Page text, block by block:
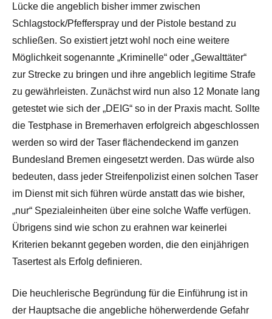
Lücke die angeblich bisher immer zwischen
Schlagstock/Pfefferspray und der Pistole bestand zu
schließen. So existiert jetzt wohl noch eine weitere
Möglichkeit sogenannte „Kriminelle“ oder „Gewalttäter“
zur Strecke zu bringen und ihre angeblich legitime Strafe
zu gewährleisten. Zunächst wird nun also 12 Monate lang
getestet wie sich der „DEIG“ so in der Praxis macht. Sollte
die Testphase in Bremerhaven erfolgreich abgeschlossen
werden so wird der Taser flächendeckend im ganzen
Bundesland Bremen eingesetzt werden. Das würde also
bedeuten, dass jeder Streifenpolizist einen solchen Taser
im Dienst mit sich führen würde anstatt das wie bisher,
„nur“ Spezialeinheiten über eine solche Waffe verfügen.
Übrigens sind wie schon zu erahnen war keinerlei
Kriterien bekannt gegeben worden, die den einjährigen
Tasertest als Erfolg definieren.
Die heuchlerische Begründung für die Einführung ist in
der Hauptsache die angebliche höherwerdende Gefahr